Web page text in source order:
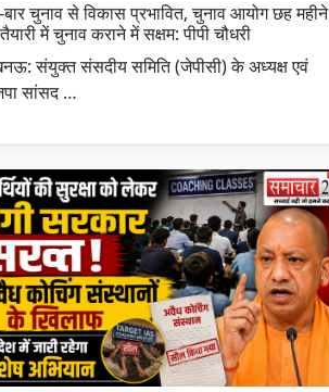
बार चुनाव से विकास प्रभावित, चुनाव आयोग छह महीने
में चुनाव कराने में सक्षम: पीपी चौधरी
संयुक्त संसदीय समिति (जेपीसी) के अध्यक्ष एवं
सांसद …